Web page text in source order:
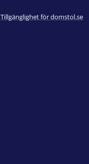
Tillgänglighet för domstol.se